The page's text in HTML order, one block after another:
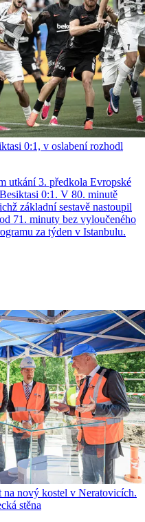
0:1, v oslabení rozhodl
utkání 3. předkola Evropské
0:1. V 80. minutě
základní sestavě nastoupil
71. minuty bez vyloučeného
za týden v Istanbulu.
na nový kostel v Neratovicích.
stěna